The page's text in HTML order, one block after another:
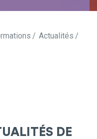
Actualités
DE